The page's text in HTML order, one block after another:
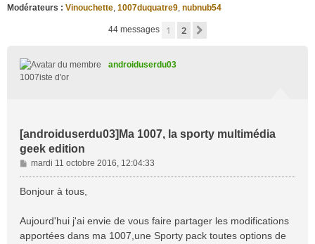
Modérateurs : Vinouchette, 1007duquatre9, nubnub54
44 messages 1 2
androiduserdu03
1007iste d'or
[androiduserdu03]Ma 1007, la sporty multimédia
geek edition
M
e
s
g
e
mardi 11 octobre 2016, 12:04:33
Bonjour à tous,
Aujourd'hui j'ai envie de vous faire partager les modifications
apportées dans ma 1007,une Sporty pack toutes options de